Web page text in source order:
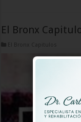
El Bronx
El Bronx Capitulos